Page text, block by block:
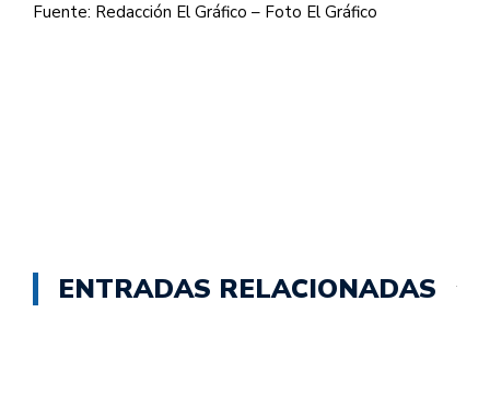
Fuente: Redacción El Gráfico – Foto El Gráfico
ENTRADAS RELACIONADAS